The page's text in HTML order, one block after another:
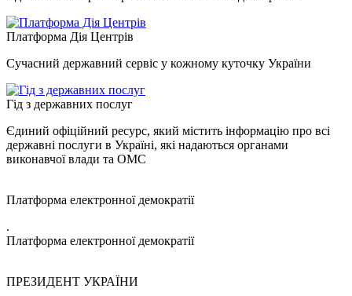
Платформа Дія Центрів
Сучасний державний сервіс у кожному куточку України
Гід з державних послуг
Єдиний офіційний ресурс, який містить інформацію про всі
державні послуги в Україні, які надаються органами
виконавчої влади та ОМС
Платформа електронної демократії
.
Платформа електронної демократії
ПРЕЗИДЕНТ УКРАЇНИ